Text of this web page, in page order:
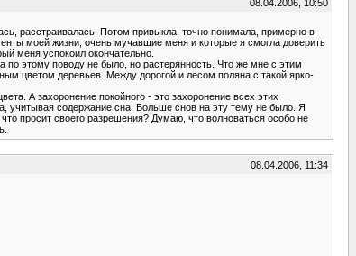
08.04.2006, 10:50
расстраивалась. Потом привыкла, точно понимала, примерно в
моей жизни, очень мучавшие меня и которые я смогла доверить
меня успокоил окончательно.
по этому поводу не было, но растерянность. Что же мне с этим
цветом деревьев. Между дорогой и лесом поляна с такой ярко-
А захоронение покойного - это захоронение всех этих
учитывая содержание сна. Больше снов на эту тему не было. Я
просит своего разрешения? Думаю, что волноваться особо не
08.04.2006, 11:34